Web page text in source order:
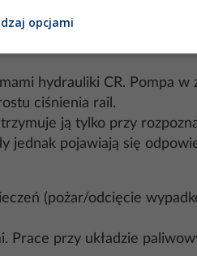
rekomendowane
istotnie skraca czas
hydrauliki CR. Pompa w
ciśnienia rail.
ją tylko przy
jednak pojawiają się
(pożar/odcięcie
Prace przy układzie
opcjami